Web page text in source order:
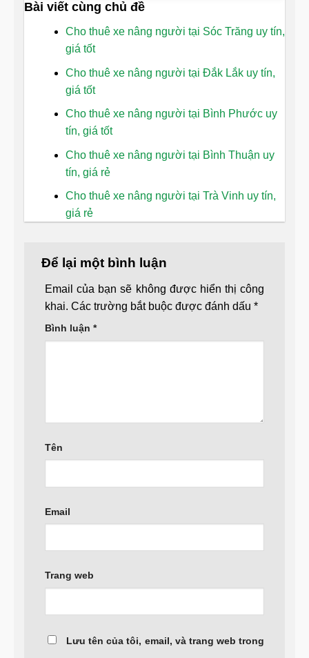
Bài viết cùng chủ đề
Cho thuê xe nâng người tại Sóc Trăng uy tín,
giá tốt
Cho thuê xe nâng người tại Đắk Lắk uy tín,
giá tốt
Cho thuê xe nâng người tại Bình Phước uy
tín, giá tốt
Cho thuê xe nâng người tại Bình Thuận uy
tín, giá rẻ
Cho thuê xe nâng người tại Trà Vinh uy tín,
giá rẻ
Để lại một bình luận
Email của bạn sẽ không được hiển thị công
khai. Các trường bắt buộc được đánh dấu *
Bình luận *
Tên
Email
Trang web
Lưu tên của tôi, email, và trang web trong